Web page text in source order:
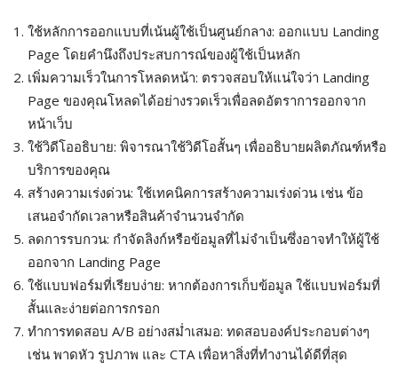
ใช้หลักการออกแบบที่เน้นผู้ใช้เป็นศูนย์กลาง: ออกแบบ Landing
Page โดยคำนึงถึงประสบการณ์ของผู้ใช้เป็นหลัก
เพิ่มความเร็วในการโหลดหน้า: ตรวจสอบให้แน่ใจว่า Landing
Page ของคุณโหลดได้อย่างรวดเร็วเพื่อลดอัตราการออกจาก
หน้าเว็บ
ใช้วิดีโออธิบาย: พิจารณาใช้วิดีโอสั้นๆ เพื่ออธิบายผลิตภัณฑ์หรือ
บริการของคุณ
สร้างความเร่งด่วน: ใช้เทคนิคการสร้างความเร่งด่วน เช่น ข้อ
เสนอจำกัดเวลาหรือสินค้าจำนวนจำกัด
ลดการรบกวน: กำจัดลิงก์หรือข้อมูลที่ไม่จำเป็นซึ่งอาจทำให้ผู้ใช้
ออกจาก Landing Page
ใช้แบบฟอร์มที่เรียบง่าย: หากต้องการเก็บข้อมูล ใช้แบบฟอร์มที่
สั้นและง่ายต่อการกรอก
ทำการทดสอบ A/B อย่างสม่ำเสมอ: ทดสอบองค์ประกอบต่างๆ
เช่น พาดหัว รูปภาพ และ CTA เพื่อหาสิ่งที่ทำงานได้ดีที่สุด